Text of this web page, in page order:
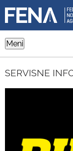
Meni
SERVISNE